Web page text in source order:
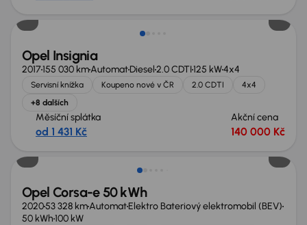
Zlevněno o 40 000 Kč
Opel Insignia
2017155 030 kmAutomatDiesel2.0 CDTI125 kW4x4
Servisní knížka Koupeno nové v ČR 2.0 CDTI
4x4
+8 dalších
Měsíční splátka
od 1 431 Kč
Akční cena
140 000 Kč
Možnost odpočtu DPH
Opel Corsa-e 50 kWh
202053 328 kmAutomatElektro Bateriový elektromobil (BEV)
50 kWh100 kW